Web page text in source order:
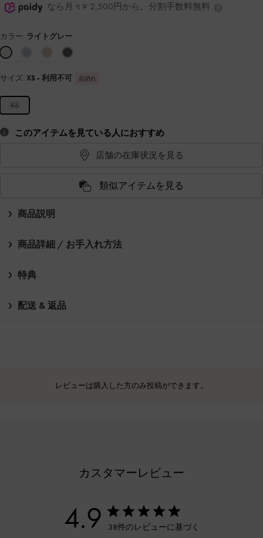
なら月々¥ 2,500円から。分割手数料無料
カラー: ライトグレー
サイズ: XS - 利用不可 品切れ
XS
このアイテムを見ている人におすすめ
店舗の在庫状況を見る
類似アイテムを見る
商品説明
商品詳細 / お手入れ方法
特典
配送 & 返品
レビューは購入した方のみ投稿ができます。
カスタマーレビュー
4.9 38件のレビューに基づく